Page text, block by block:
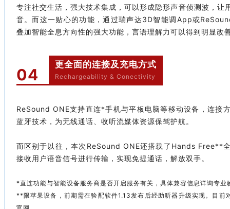
专注社交生活，强大技术集成，可以形成隐形声音侦测波，让
音。而这一贴心的功能，通过瑞声达3D智能调App或
叠加智能全息方向性的强大功能，言语理解力可以得到明显改
04
更全面的连接及充电方式
Rechargeability & Conectivity
ReSound ONE支持直连*手机与平板电脑等移动设备，连接
蓝牙技术，为无线通话、收听流媒体资源保驾护航。
而区别于以往，本次ReSound ONE还搭载了Hands Free**
接收用户语音信号进行传输，实现免提通话，解放双手。
*直连功能与智能设备服务商是否开启服务有关，具体兼容信息详询专业
**限苹果设备，前期需在验配软件1.13发布后经助听器升级实现。目前